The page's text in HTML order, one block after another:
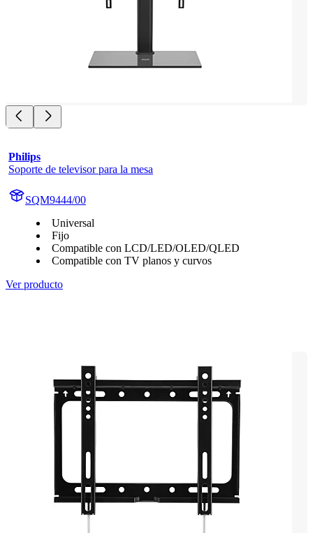
Philips
Soporte de televisor para la mesa
SQM9444/00
Universal
Fijo
Compatible con LCD/LED/OLED/QLED
Compatible con TV planos y curvos
Ver producto